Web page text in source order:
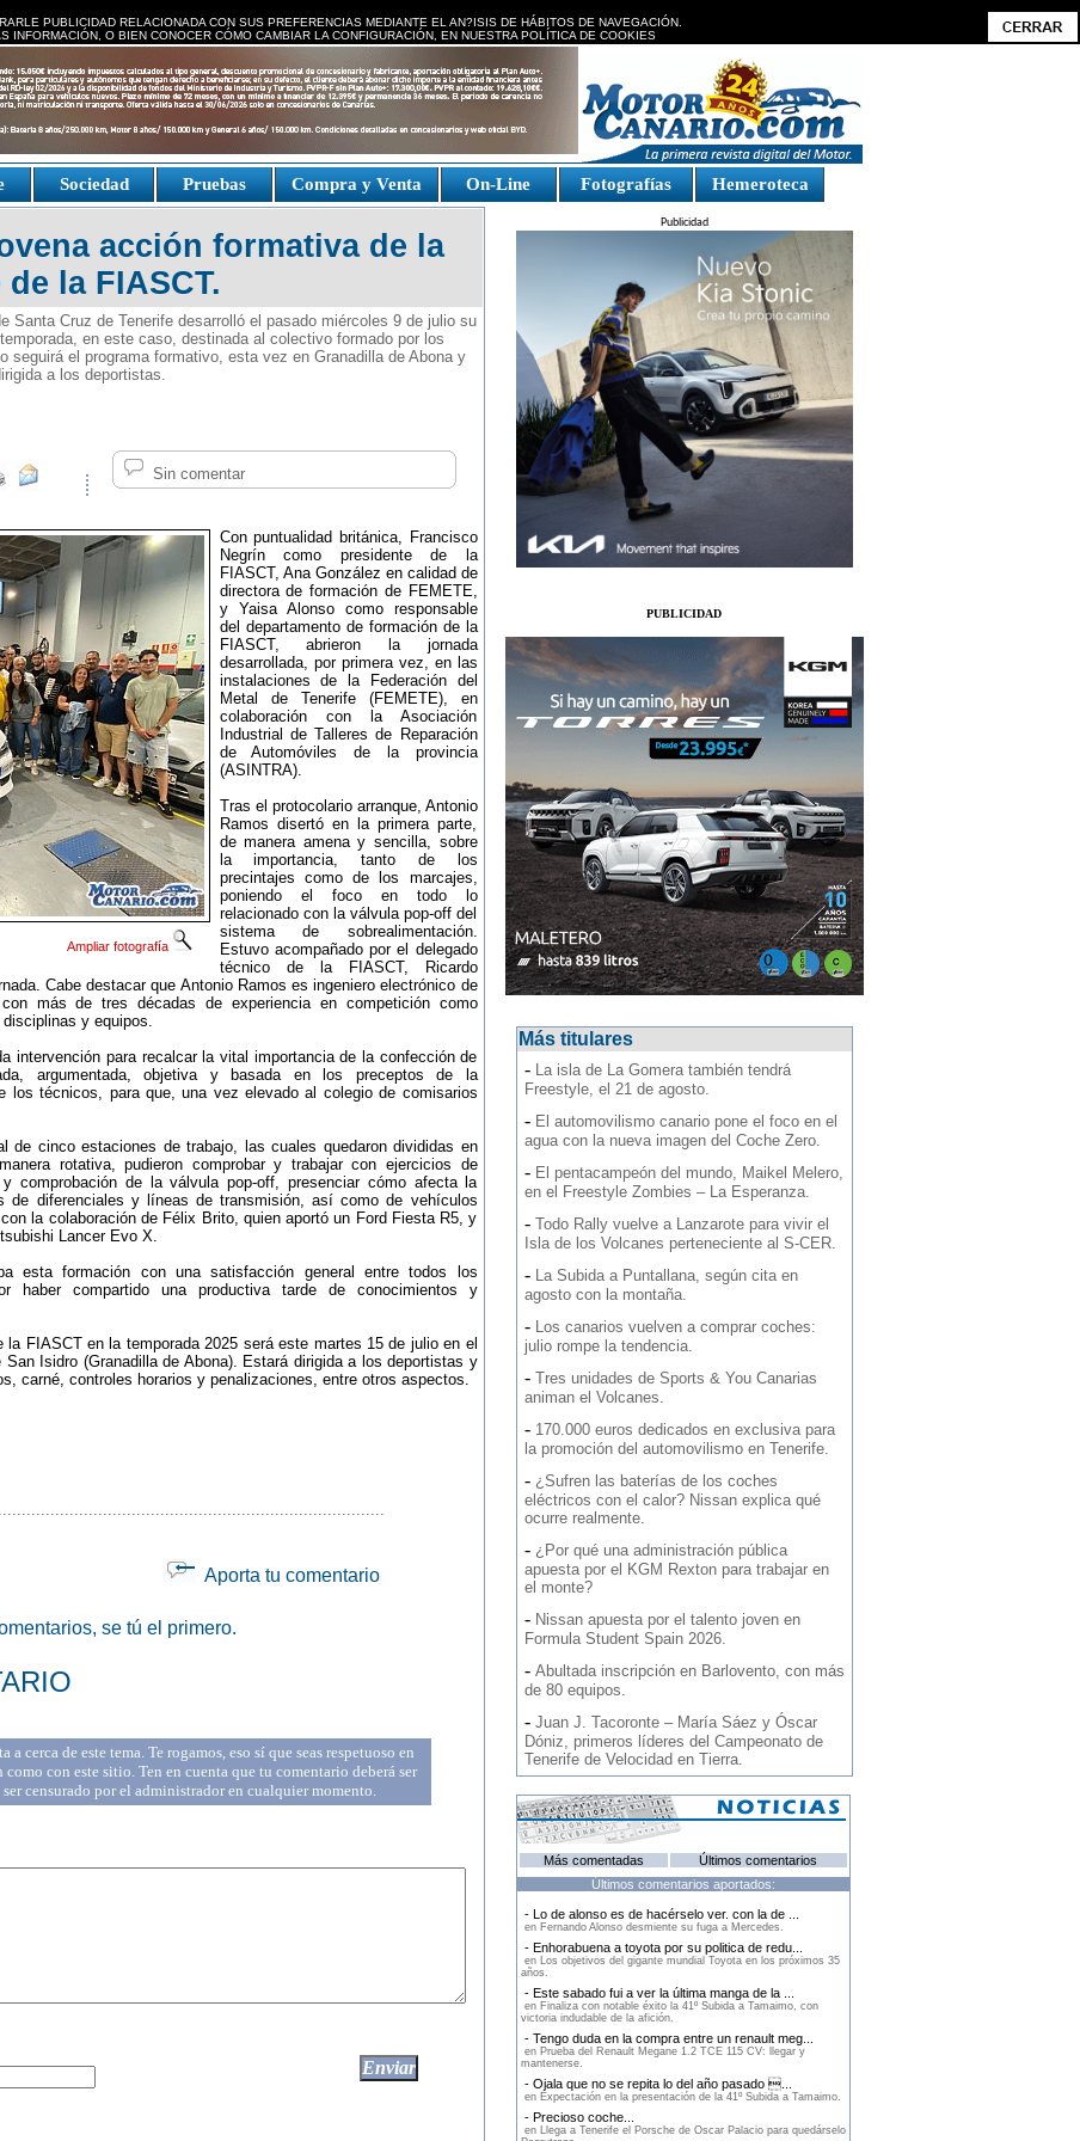
PUBLICIDAD RELACIONADA CON SUS PREFERENCIAS MEDIANTE EL AN?ISIS DE HÁBITOS DE NAVEGACIÓN.
O BIEN CONOCER CÓMO CAMBIAR LA CONFIGURACIÓN, EN NUESTRA POLÍTICA DE COOKIES
Sociedad Pruebas Compra y Venta On-Line Fotografías Hemeroteca
acción formativa de la
la FIASCT.
Santa Cruz de Tenerife desarrolló el pasado miércoles 9 de julio su
en este caso, destinada al colectivo formado por los
el programa formativo, esta vez en Granadilla de Abona y
a los deportistas.
Sin comentar
Ampliar fotografía
Con puntualidad británica, Francisco
Negrín como presidente de la
FIASCT, Ana González en calidad de
directora de formación de FEMETE,
y Yaisa Alonso como responsable
del departamento de formación de la
FIASCT, abrieron la jornada
desarrollada, por primera vez, en las
instalaciones de la Federación del
Metal de Tenerife (FEMETE), en
colaboración con la Asociación
Industrial de Talleres de Reparación
de Automóviles de la provincia
(ASINTRA).
Tras el protocolario arranque, Antonio
Ramos disertó en la primera parte,
de manera amena y sencilla, sobre
la importancia, tanto de los
precintajes como de los marcajes,
poniendo el foco en todo lo
relacionado con la válvula pop-off del
sistema de sobrealimentación.
Estuvo acompañado por el delegado
técnico de la FIASCT, Ricardo
Cabe destacar que Antonio Ramos es ingeniero electrónico de
más de tres décadas de experiencia en competición como
y equipos.
intervención para recalcar la vital importancia de la confección de
argumentada, objetiva y basada en los preceptos de la
los técnicos, para que, una vez elevado al colegio de comisarios
de cinco estaciones de trabajo, las cuales quedaron divididas en
rotativa, pudieron comprobar y trabajar con ejercicios de
comprobación de la válvula pop-off, presenciar cómo afecta la
de diferenciales y líneas de transmisión, así como de vehículos
la colaboración de Félix Brito, quien aportó un Ford Fiesta R5, y
Lancer Evo X.
esta formación con una satisfacción general entre todos los
haber compartido una productiva tarde de conocimientos y
la FIASCT en la temporada 2025 será este martes 15 de julio en el
Isidro (Granadilla de Abona). Estará dirigida a los deportistas y
carné, controles horarios y penalizaciones, entre otros aspectos.
Aporta tu comentario
se tú el primero.
cerca de este tema. Te rogamos, eso sí que seas respetuoso en
con este sitio. Ten en cuenta que tu comentario deberá ser
censurado por el administrador en cualquier momento.
Publicidad
PUBLICIDAD
Más titulares
- La isla de La Gomera también tendrá
Freestyle, el 21 de agosto.
- El automovilismo canario pone el foco en el
agua con la nueva imagen del Coche Zero.
- El pentacampeón del mundo, Maikel Melero,
en el Freestyle Zombies – La Esperanza.
- Todo Rally vuelve a Lanzarote para vivir el
Isla de los Volcanes perteneciente al S-CER.
- La Subida a Puntallana, según cita en
agosto con la montaña.
- Los canarios vuelven a comprar coches:
julio rompe la tendencia.
- Tres unidades de Sports & You Canarias
animan el Volcanes.
- 170.000 euros dedicados en exclusiva para
la promoción del automovilismo en Tenerife.
- ¿Sufren las baterías de los coches
eléctricos con el calor? Nissan explica qué
ocurre realmente.
- ¿Por qué una administración pública
apuesta por el KGM Rexton para trabajar en
el monte?
- Nissan apuesta por el talento joven en
Formula Student Spain 2026.
- Abultada inscripción en Barlovento, con más
de 80 equipos.
- Juan J. Tacoronte – María Sáez y Óscar
Dóniz, primeros líderes del Campeonato de
Tenerife de Velocidad en Tierra.
Más comentadas
Últimos comentarios
Últimos comentarios aportados:
- Lo de alonso es de hacérselo ver. con la de ...
en Fernando Alonso desmiente su fuga a Mercedes.
- Enhorabuena a toyota por su politica de redu...
en Los objetivos del gigante mundial Toyota en los próximos 35
años.
- Este sabado fui a ver la última manga de la ...
en Finaliza con notable éxito la 41º Subida a Tamaimo, con
victoria indudable de la afición.
- Tengo duda en la compra entre un renault meg...
en Prueba del Renault Megane 1.2 TCE 115 CV: llegar y
mantenerse.
- Ojala que no se repita lo del año pasado ...
en Expectación en la presentación de la 41º Subida a Tamaimo.
- Precioso coche...
en Llega a Tenerife el Porsche de Oscar Palacio para quedárselo